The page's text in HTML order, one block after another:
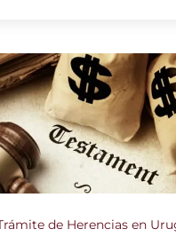
de Herencias en